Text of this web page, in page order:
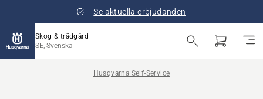
Se aktuella erbjudanden
Skog & trädgård
SE, Svenska
Husqvarna Self-Service